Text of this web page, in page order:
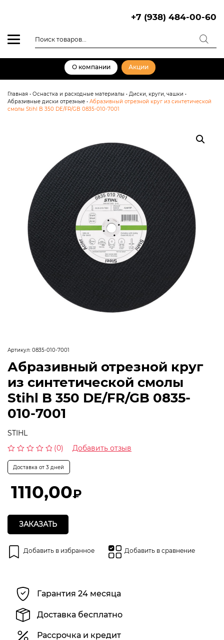
+7 (938) 484-00-60
товаров
О компании Акции
Главная • Оснастка и расходные материалы • Диски, круги, чашки •
Абразивные диски отрезные • Абразивный отрезной круг из синтетической
смолы Stihl B 350 DE/FR/GB 0835-010-7001
Артикул: 0835-010-7001
Абразивный отрезной круг
из синтетической смолы
Stihl B 350 DE/FR/GB 0835-
010-7001
STIHL
из
(0) Добавить отзыв
Доставка от 3 дней
1110,00₽
ЗАКАЗАТЬ
Добавить в избранное Добавить в сравнение
Гарантия 24 месяца
Доставка бесплатно
Рассрочка и кредит